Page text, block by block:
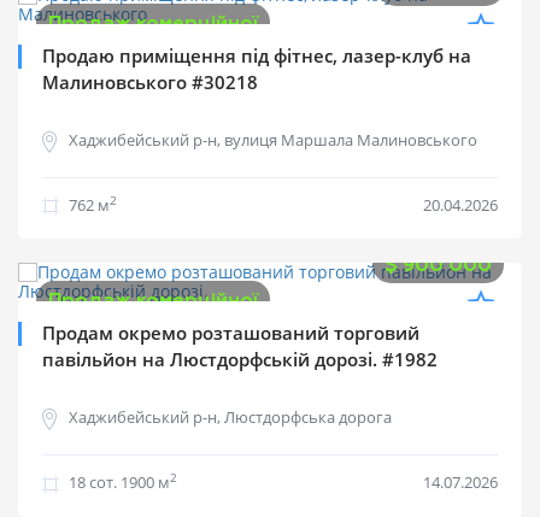
Продаж комерційної
Продаю приміщення під фітнес, лазер-клуб на
Малиновського #30218
Хаджибейський р-н, вулиця Маршала Малиновського
762 м2 20.04.2026
$900 000
Продаж комерційної
Продам окремо розташований торговий
павільйон на Люстдорфській дорозі. #1982
Хаджибейський р-н, Люстдорфська дорога
18 cот. 1900 м2 14.07.2026